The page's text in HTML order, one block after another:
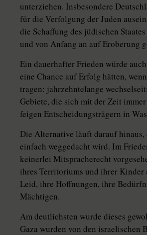
unterziehen. Insbesondere
für die Verfolgung der Juden
die Schaffung des jüdischen
und von Anfang an auf Eroberung
Ein dauerhafter Frieden würde
eine Chance auf Erfolg hätten,
tragen: jahrzehntelange
Gebiete, die sich mit der Zeit
feigen Entscheidungsträgern in
Die Alternative läuft darauf hinaus,
einfach weggedacht wird. Im
keinerlei Mitspracherecht
ihres Territoriums und ihrer
Leid, ihre Hoffnungen, ihre
Mächtigen.
Am deutlichsten wurde dieses
Gaza wurden von den israelischen